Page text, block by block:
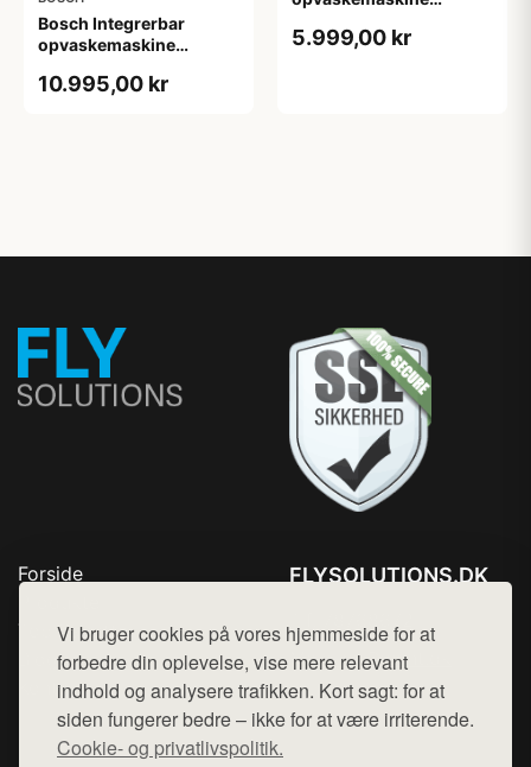
Vi bruger cookies på vores hjemmeside for at
forbedre din oplevelse, vise mere relevant
indhold og analysere trafikken. Kort sagt: for at
siden fungerer bedre – ikke for at være irriterende.
Cookie- og privatlivspolitik.
Bosch Integrerbar
opvaskemaskine
garanti
10.995,00 kr
5.999,00 kr
Forside
Top Rabatter
Blog
Kontakt
FLYSOLUTIONS.DK
Mail: hej@want.dk
Cookie- og privatlivspolitik